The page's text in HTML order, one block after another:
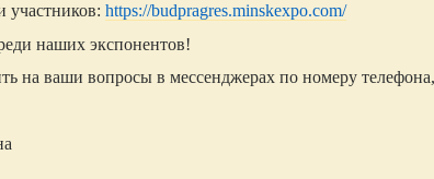
участников: https://budpragres.minskexpo.com/
наших экспонентов!
на ваши вопросы в мессенджерах по номеру